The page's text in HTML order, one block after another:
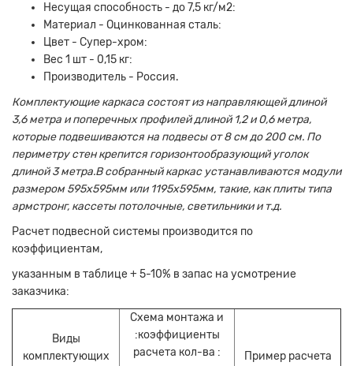
Несущая способность - до 7,5 кг/м2:
Материал - Оцинкованная сталь:
Цвет - Супер-хром:
Вес 1 шт - 0,15 кг:
Производитель - Россия.
Комплектующие каркаса состоят из направляющей длиной
3,6 метра и поперечных профилей длиной 1,2 и 0,6 метра,
которые подвешиваются на подвесы от 8 см до 200 см. По
периметру стен крепится горизонтообразующий уголок
длиной 3 метра.В собранный каркас устанавливаются модули
размером 595х595мм или 1195х595мм, такие, как плиты типа
армстронг, кассеты потолочные, светильники и т.д.
Расчет подвесной системы производится по
коэффициентам,
указанным в таблице + 5-10% в запас на усмотрение
заказчика:
Виды
комплектующих
Схема монтажа и
:коэффициенты
расчета кол-ва :
Пример расчета